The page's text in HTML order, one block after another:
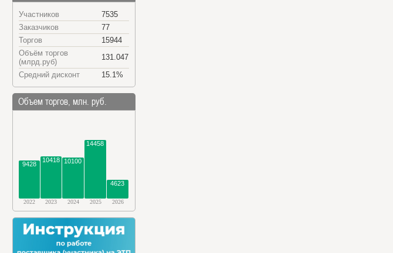
Участников
7535
Заказчиков
77
Торгов
15944
Объём торгов
(млрд.руб)
131.047
Средний дисконт
15.1%
Объем торгов, млн. руб.
9428
10418 10100
14458
4623
2022 2023 2024 2025 2026